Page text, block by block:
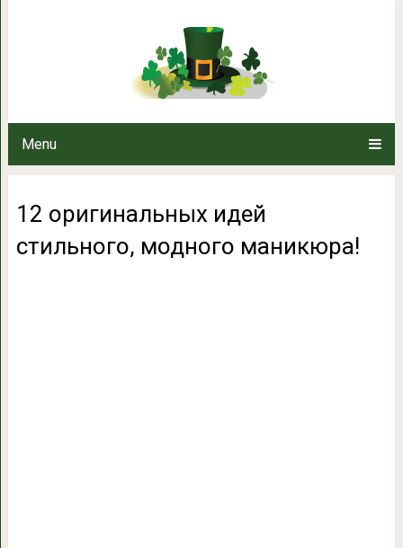
Menu
12 оригинальных идей
12 оригинальных идей
стильного, модного маникюра!